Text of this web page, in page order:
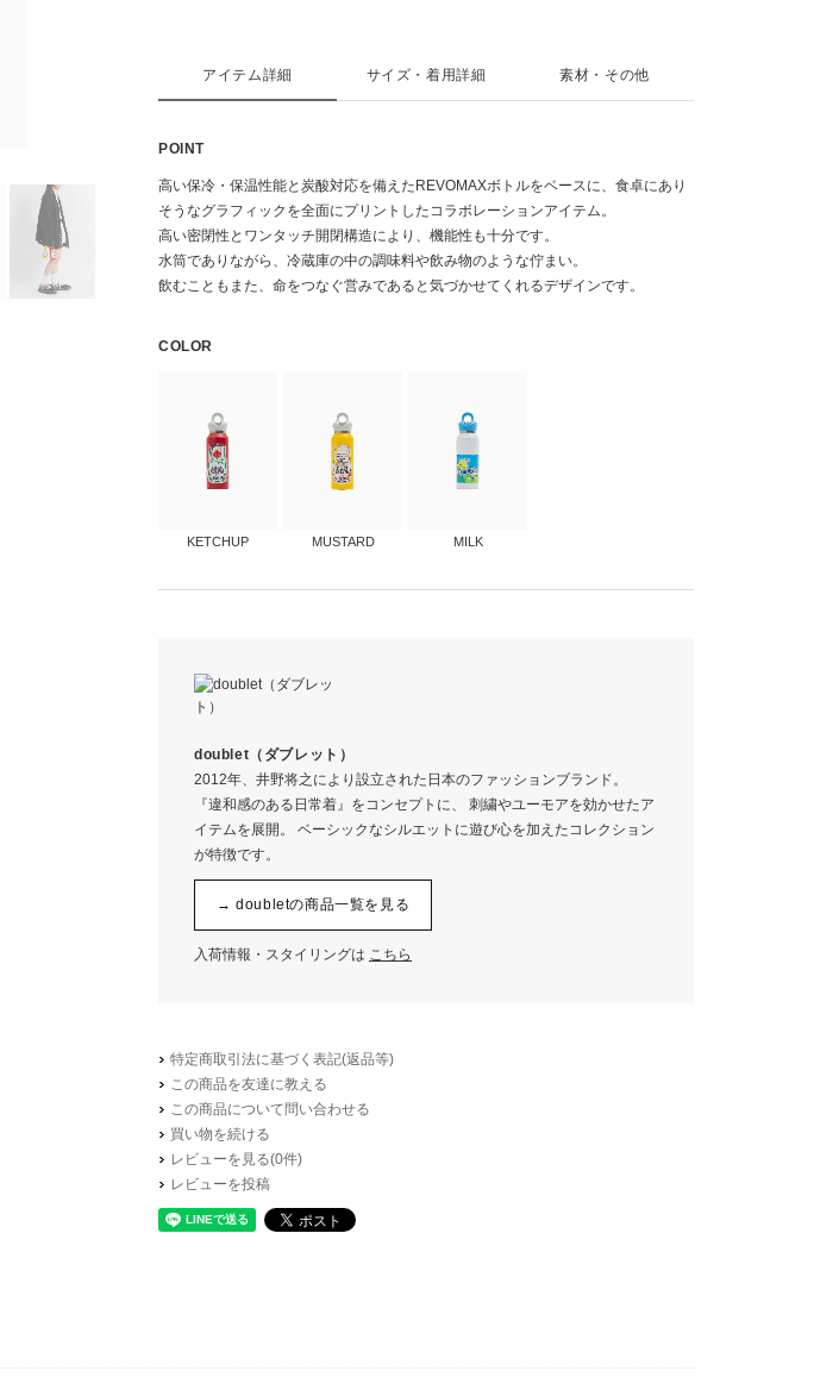
アイテム詳細
POINT
高い保冷・保温性能と炭酸対応を備えたREVOMAXボトルをベースに、食卓にあり
そうなグラフィックを全面にプリントしたコラボレーションアイテム。
高い密閉性とワンタッチ開閉構造により、機能性も十分です。
水筒でありながら、冷蔵庫の中の調味料や飲み物のような佇まい。
飲むこともまた、命をつなぐ営みであると気づかせてくれるデザインです。
COLOR
KETCHUP MUSTARD MILK
サイズ・着用詳細
サイズ
横
容量
355ml
実容量
0.39L
素材・その他
内ビン
※画像をクリックすると拡大します
doublet（ダブレット）
2012年、井野将之により設立された日本のファッションブランド。
『違和感のある日常着』をコンセプトに、 刺繍やユーモアを効かせたア
イテムを展開。 ベーシックなシルエットに遊び心を加えたコレクション
が特徴です。
→ doubletの商品一覧を見る
入荷情報・スタイリングは こちら
特定商取引法に基づく表記(返品等)
この商品を友達に教える
この商品について問い合わせる
買い物を続ける
レビューを見る(0件)
レビューを投稿